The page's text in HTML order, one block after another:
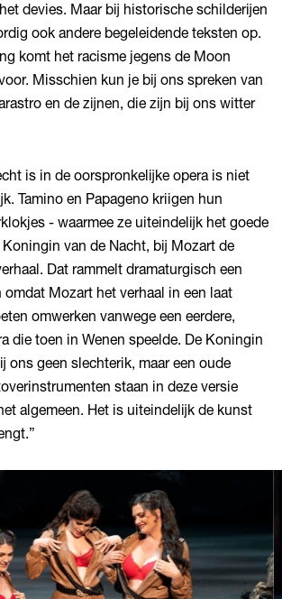
devies. Maar bij historische schilderijen
ook andere begeleidende teksten op.
komt het racisme jegens de Moon
Misschien kun je bij ons spreken van
en de zijnen, die zijn bij ons witter
is in de oorspronkelijke opera is niet
Tamino en Papageno kriigen hun
- waarmee ze uiteindelijk het goede
van de Nacht, bij Mozart de
Dat rammelt dramaturgisch een
Mozart het verhaal in een laat
omwerken vanwege een eerdere,
die toen in Wenen speelde. De Koningin
ons geen slechterik, maar een oude
staan in deze versie
algemeen. Het is uiteindelijk de kunst